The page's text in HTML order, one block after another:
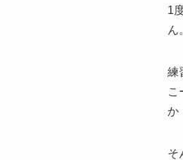
1
ん
練
こ
か
そ